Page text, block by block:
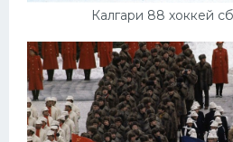
Калгари 88 хоккей